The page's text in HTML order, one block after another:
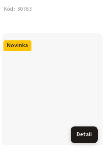
Kód: 30763
Novinka
Detail